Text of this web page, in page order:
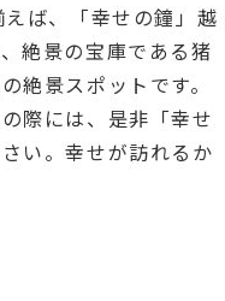
ば、「幸せの鐘」越
絶景の宝庫である猪
絶景スポットです。
際には、是非「幸せ
い。幸せが訪れるか